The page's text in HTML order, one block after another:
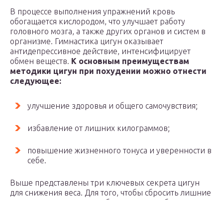
В процессе выполнения упражнений кровь
обогащается кислородом, что улучшает работу
головного мозга, а также других органов и систем в
организме. Гимнастика цигун оказывает
антидепрессивное действие, интенсифицирует
обмен веществ. К основным преимуществам
методики цигун при похудении можно отнести
следующее:
улучшение здоровья и общего самочувствия;
избавление от лишних килограммов;
повышение жизненного тонуса и уверенности в
себе.
Выше представлены три ключевых секрета цигун
для снижения веса. Для того, чтобы сбросить лишние